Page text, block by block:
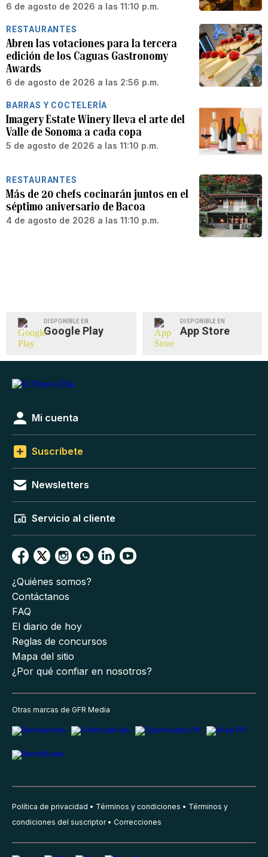
6 de agosto de 2026 a las 11:10 p.m.
RESTAURANTES
Abren las votaciones para la tercera
edición de los Caguas Gastronomy
Awards
6 de agosto de 2026 a las 2:56 p.m.
BARRAS Y COCTELERÍA
Imagery Estate Winery lleva el arte del
Valle de Sonoma a cada copa
5 de agosto de 2026 a las 11:10 p.m.
RESTAURANTES
Más de 20 chefs cocinarán juntos en el
séptimo aniversario de Bacoa
4 de agosto de 2026 a las 11:10 p.m.
DISPONIBLE EN
Google Play
DISPONIBLE EN
App Store
Mi cuenta
Suscríbete
Newsletters
Servicio al cliente
¿Quiénes somos?
Contáctanos
FAQ
El diario de hoy
Reglas de concursos
Mapa del sitio
¿Por qué confiar en nosotros?
Otras marcas de GFR Media
Política de privacidad Términos y condiciones
Términos y
condiciones del suscriptor
Correcciones